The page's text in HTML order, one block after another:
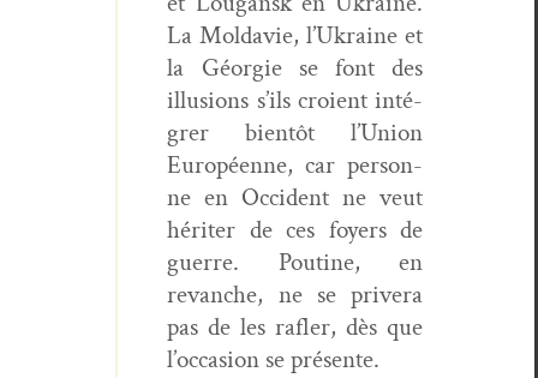
La Mol­davie, l’Ukraine et
la Géorgie se font des
illu­sions s’ils croient inté­
gr­er bien­tôt l’Union
Européenne, car per­son­
ne en Occi­dent ne veut
hérit­er de ces foy­ers de
guerre. Pou­tine, en
revanche, ne se privera
pas de les rafler, dès que
l’occasion se présente.